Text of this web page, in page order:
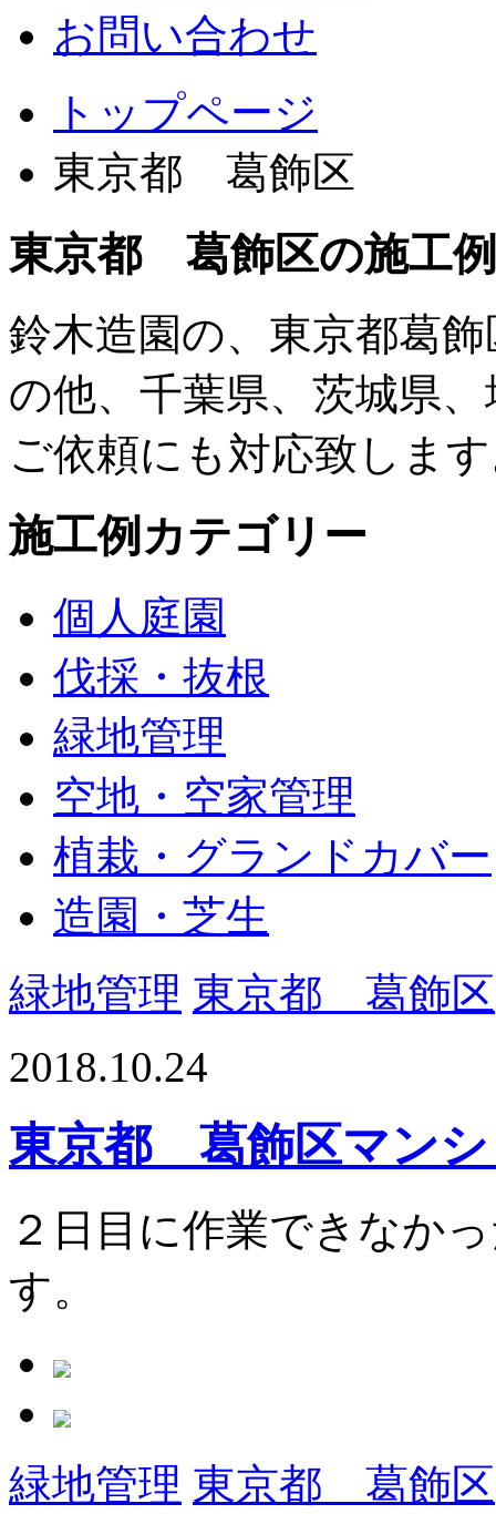
お問い合わせ
トップページ
東京都 葛飾区
東京都 葛飾区の施工
鈴木造園の、東京都葛
の他、千葉県、茨城県
ご依頼にも対応致しま
施工例カテゴリー
個人庭園
伐採・抜根
緑地管理
空地・空家管理
植栽・グランドカバー
造園・芝生
緑地管理 東京都 葛飾区
2018.10.24
東京都 葛飾区マンシ
２日目に作業できなか
す。
緑地管理 東京都 葛飾区